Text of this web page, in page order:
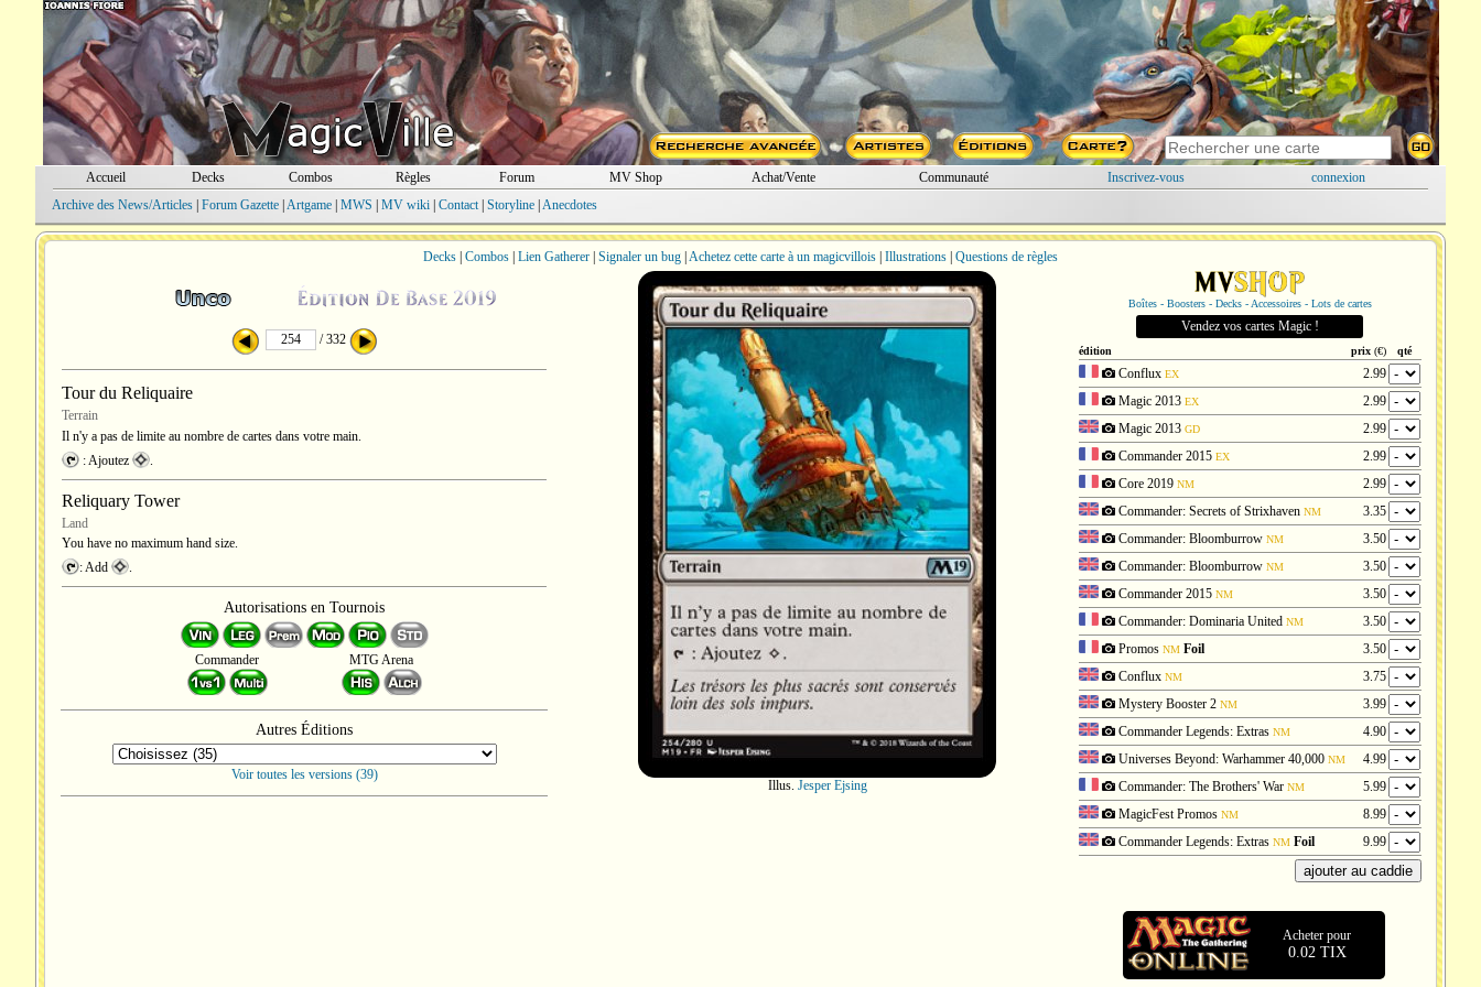
Accueil Decks Combos Règles Forum MV Shop Achat/Vente Communauté Inscrivez-vous
connexion
Archive des News/Articles| Forum Gazette| Artgame| MWS MV wiki| Contact| Storyline| Anecdotes
Decks Combos Lien Gatherer Signaler un bug Achetez cette carte à un magicvillois Illustrations Questions de règles
/ 332
Tour du Reliquaire
Terrain
Il n'y a pas de limite au nombre de cartes dans votre main.
: Ajoutez
.
Reliquary Tower
Land
You have no maximum hand size.
: Add
.
Autorisations en Tournois
Commander MTG Arena
Autres Éditions
Voir toutes les versions (39)
Illus. Jesper Ejsing
Boîtes - Boosters - Decks - Accessoires - Lots de cartes
Vendez vos cartes Magic !
édition prix(€) qté
Conflux EX
2.99
Magic 2013 EX
2.99
Magic 2013 GD
2.99
Commander 2015 EX
2.99
Core 2019 NM
2.99
Commander: Secrets of Strixhaven NM
3.35
Commander: Bloomburrow NM
3.50
Commander: Bloomburrow NM
3.50
Commander 2015 NM
3.50
Commander: Dominaria United NM
3.50
Promos NM Foil
3.50
Conflux NM
3.75
Mystery Booster 2 NM
3.99
Commander Legends: Extras NM
4.90
Universes Beyond: Warhammer 40,000 NM
4.99
Commander: The Brothers' War NM
5.99
MagicFest Promos NM
8.99
Commander Legends: Extras NM Foil 9.99
Acheter pour
0.02 TIX